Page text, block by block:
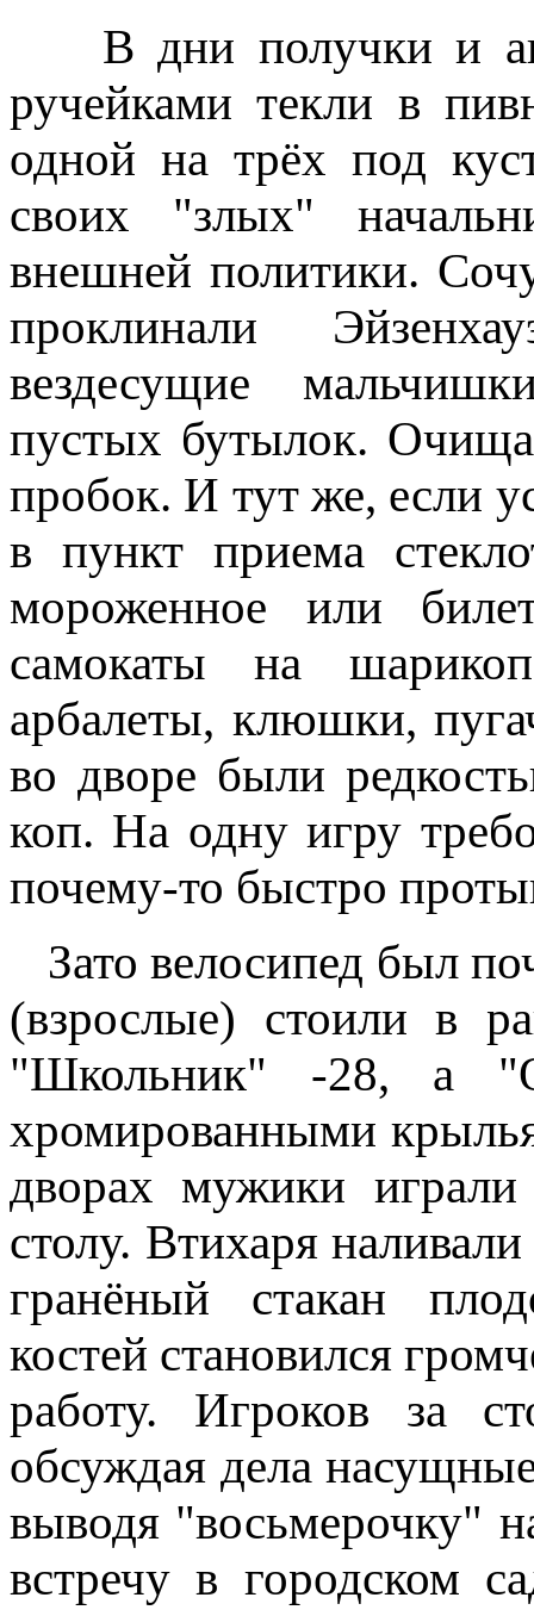
В дни получки и
ручейками текли в
одной на трёх под
своих "злых"
внешней политики.
проклинали
вездесущие
пустых бутылок.
пробок. И тут же, если
в пункт приема
мороженное или
самокаты на
арбалеты, клюшки,
во дворе были
коп. На одну игру
почему-то быстро
Зато велосипед был
(взрослые) стоили в
"Школьник" -28, а
хромированными
дворах мужики
столу. Втихаря
гранёный стакан
костей становился
работу. Игроков за
обсуждая дела
выводя "восьмерочку"
встречу в городском